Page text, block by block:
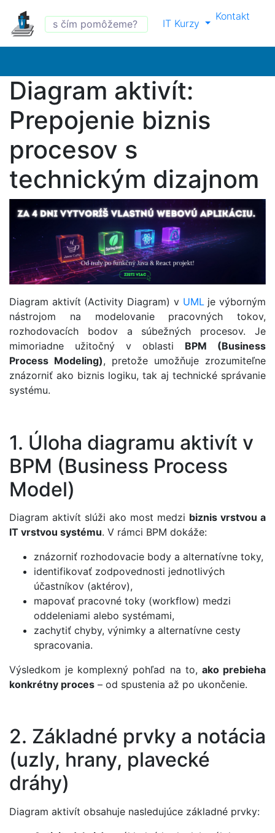
IT Kurzy
Kontakt
Diagram aktivít:
Prepojenie biznis
procesov s
technickým dizajnom
Diagram aktivít (Activity Diagram) v UMLje výborným
nástrojom na modelovanie pracovných tokov,
rozhodovacích bodov a súbežných procesov. Je
mimoriadne užitočný v oblasti BPM (Business
Process Modeling), pretože umožňuje zrozumiteľne
znázorniť ako biznis logiku, tak aj technické správanie
systému.
1. Úloha diagramu aktivít v
BPM (Business Process
Model)
Diagram aktivít slúži ako most medzi biznis vrstvou a
IT vrstvou systému. V rámci BPM dokáže:
znázorniť rozhodovacie body a alternatívne toky,
identifikovať zodpovednosti jednotlivých
účastníkov (aktérov),
mapovať pracovné toky (workflow) medzi
oddeleniami alebo systémami,
zachytiť chyby, výnimky a alternatívne cesty
spracovania.
Výsledkom je komplexný pohľad na to, ako prebieha
konkrétny proces – od spustenia až po ukončenie.
2. Základné prvky a notácia
(uzly, hrany, plavecké
dráhy)
Diagram aktivít obsahuje nasledujúce základné prvky: